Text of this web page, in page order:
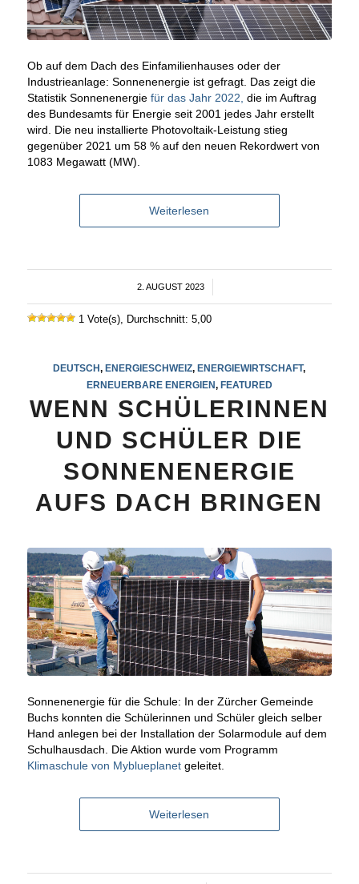
Ob auf dem Dach des Einfamilienhauses oder der
Industrieanlage: Sonnenenergie ist gefragt. Das zeigt die
Statistik Sonnenenergiefür das Jahr 2022, die im Auftrag
des Bundesamts für Energie seit 2001 jedes Jahr erstellt
wird. Die neu installierte Photovoltaik-Leistung stieg
gegenüber 2021 um 58 % auf den neuen Rekordwert von
1083 Megawatt (MW).
Weiterlesen
2. AUGUST 2023
/
1 Vote(s), Durchschnitt: 5,00
DEUTSCH,ENERGIESCHWEIZ,ENERGIEWIRTSCHAFT,
ERNEUERBARE ENERGIEN, FEATURED
WENN SCHÜLERINNEN
UND SCHÜLER DIE
SONNENENERGIE
AUFS DACH BRINGEN
Sonnenenergie für die Schule: In der Zürcher Gemeinde
Buchs konnten die Schülerinnen und Schüler gleich selber
Hand anlegen bei der Installation der Solarmodule auf dem
Schulhausdach. Die Aktion wurde vom Programm
Klimaschule von Myblueplanetgeleitet.
Weiterlesen